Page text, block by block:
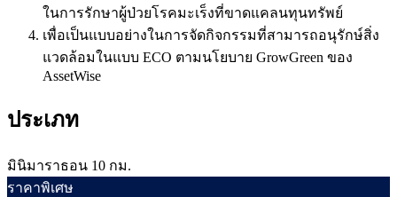
ในการรักษาผู้ป่วยโรคมะเร็งที่ขาดแคลนทุนทรัพย์
เพื่อเป็นแบบอย่างในการจัดกิจกรรมที่สามารถอนุรักษ์สิ่ง
แวดล้อมในแบบ ECO ตามนโยบาย GrowGreen ของ
AssetWise
ประเภท
มินิมาราธอน 10 กม.
ราคาพิเศษ